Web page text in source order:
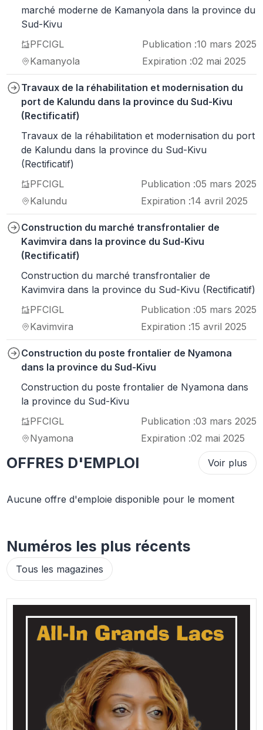
marché moderne de Kamanyola dans la province du
Sud-Kivu
PFCIGL
Kamanyola
Publication :10 mars 2025
Expiration :02 mai 2025
Travaux de la réhabilitation et modernisation du
port de Kalundu dans la province du Sud-Kivu
(Rectificatif)
Travaux de la réhabilitation et modernisation du port
de Kalundu dans la province du Sud-Kivu
(Rectificatif)
PFCIGL
Kalundu
Publication :05 mars 2025
Expiration :14 avril 2025
Construction du marché transfrontalier de
Kavimvira dans la province du Sud-Kivu
(Rectificatif)
Construction du marché transfrontalier de
Kavimvira dans la province du Sud-Kivu (Rectificatif)
PFCIGL
Kavimvira
Publication :05 mars 2025
Expiration :15 avril 2025
Construction du poste frontalier de Nyamona
dans la province du Sud-Kivu
Construction du poste frontalier de Nyamona dans
la province du Sud-Kivu
PFCIGL
Nyamona
Publication :03 mars 2025
Expiration :02 mai 2025
OFFRES D'EMPLOI Voir plus
Aucune offre d'emploie disponible pour le moment
Numéros les plus récents
Tous les magazines